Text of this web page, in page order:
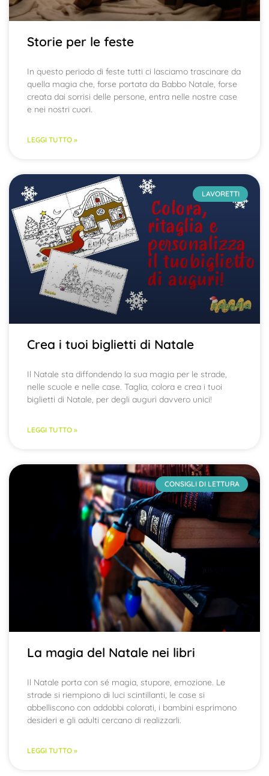
Storie per le feste
In questo periodo di feste tutti ci lasciamo trascinare da
quella magia che, forse portata da Babbo Natale, forse
creata dai sorrisi delle persone, entra nelle nostre case
e nei nostri cuori.
LEGGI TUTTO »
LAVORETTI
Crea i tuoi biglietti di Natale
Il Natale sta diffondendo la sua magia per le strade,
nelle scuole e nelle case. Taglia, colora e crea i tuoi
biglietti di Natale, per degli auguri davvero unici!
LEGGI TUTTO »
CONSIGLI DI LETTURA
La magia del Natale nei libri
Il Natale porta con sé magia, stupore, emozione. Le
strade si riempiono di luci scintillanti, le case si
abbelliscono con addobbi colorati, i bambini esprimono
desideri e gli adulti cercano di realizzarli.
LEGGI TUTTO »